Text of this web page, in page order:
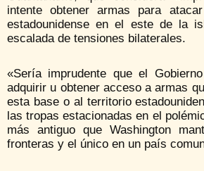
intente obtener armas para
estadounidense en el este de la
escalada de tensiones bilaterales.
«Sería imprudente que el
adquirir u obtener acceso a armas
esta base o al territorio
las tropas estacionadas en el
más antiguo que Washington
fronteras y el único en un país